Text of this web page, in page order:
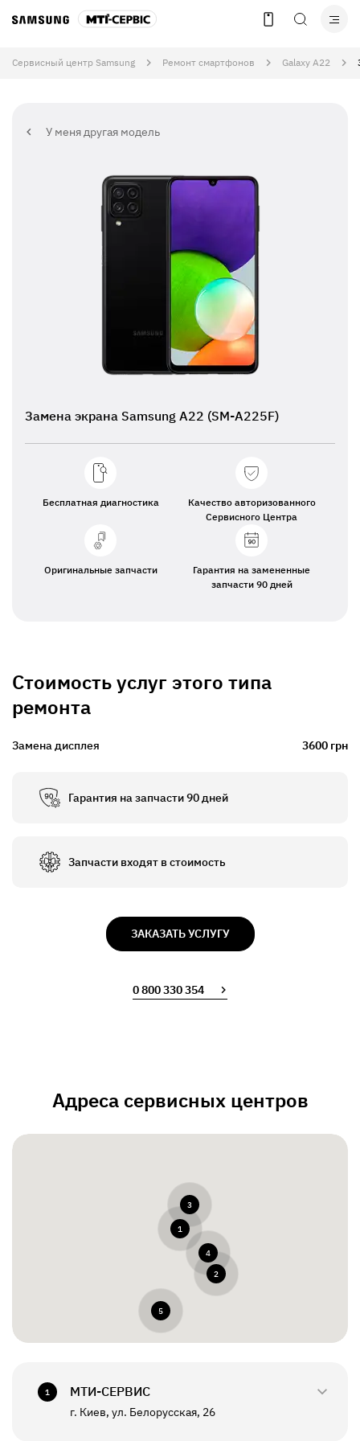
Сервисный центр Samsung Ремонт смартфонов Galaxy A22
У меня другая модель
Замена экрана Samsung A22 (SM-A225F)
Бесплатная диагностика
Качество авторизованного
Сервисного Центра
Оригинальные запчасти
Гарантия на замененные
запчасти 90 дней
Стоимость услуг этого типа
ремонта
Замена дисплея 3600 грн
Гарантия на запчасти 90 дней
Запчасти входят в стоимость
ЗАКАЗАТЬ УСЛУГУ
0 800 330 354
Адреса сервисных центров
1
2
3
4
5
1 МТИ-СЕРВИС
г. Киев, ул. Белорусская, 26